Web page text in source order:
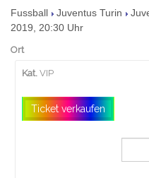
Fussball Juventus Turin
2019, 20:30 Uhr
Ort
Kat. VIP
Ticket verkaufen